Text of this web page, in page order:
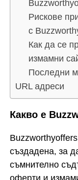
Рискове
с
Как да се
измамни
Последни
URL адреси
Какво е
създадена, за
съмнително
оферти и